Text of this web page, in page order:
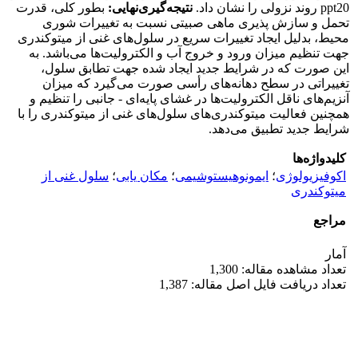
ppt‌20 روند نزولی را نشان داد.
نتیجه‌گیری‌نهایی: بطور کلی، قدرت
تحمل و سازش پذیری ماهی صبیتی نسبت به تغییرات شوری
محیط، بدلیل ایجاد تغییرات سریع در سلول‌های غنی از میتوکندری
جهت تنظیم میزان ورود و خروج آب و الکترولیت‌ها می‌باشد. به
این صورت که در شرایط جدید ایجاد شده جهت تطابق سلول،
تغییراتی در سطح دهانه‌های رأسی صورت می‌گیرد که میزان
آنزیم‌های ناقل الکترولیت‌ها در غشای پایه‌ای - جانبی را تنظیم و
همچنین فعالیت میتوکندری‌های سلول‌های غنی از میتوکندری را با
شرایط جدید تطبیق می‌دهد.
کلیدواژه‌ها
اکوفیزیولوژی؛ ایمونوهیستوشیمی؛ مکان یابی؛ سلول غنی از
میتوکندری
مراجع
آمار
تعداد مشاهده مقاله: 1,300
تعداد دریافت فایل اصل مقاله: 1,387